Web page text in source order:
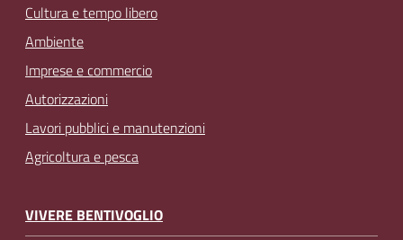
Cultura e tempo libero
Ambiente
Imprese e commercio
Autorizzazioni
Lavori pubblici e manutenzioni
Agricoltura e pesca
VIVERE BENTIVOGLIO